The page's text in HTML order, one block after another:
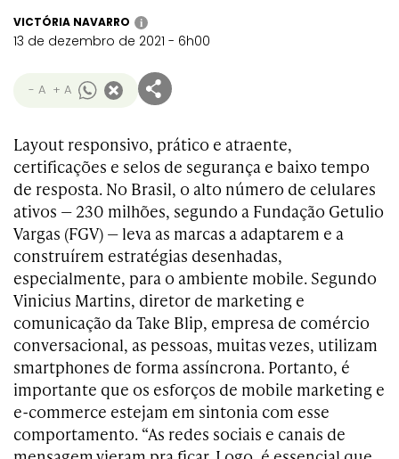
VICTÓRIA NAVARRO i
13 de dezembro de 2021 - 6h00
- A + A
Layout responsivo, prático e atraente,
certificações e selos de segurança e baixo tempo
de resposta. No Brasil, o alto número de celulares
ativos — 230 milhões, segundo a Fundação Getulio
Vargas (FGV) — leva as marcas a adaptarem e a
construírem estratégias desenhadas,
especialmente, para o ambiente mobile. Segundo
Vinicius Martins, diretor de marketing e
comunicação da Take Blip, empresa de comércio
conversacional, as pessoas, muitas vezes, utilizam
smartphones de forma assíncrona. Portanto, é
importante que os esforços de mobile marketing e
e-commerce estejam em sintonia com esse
comportamento. “As redes sociais e canais de